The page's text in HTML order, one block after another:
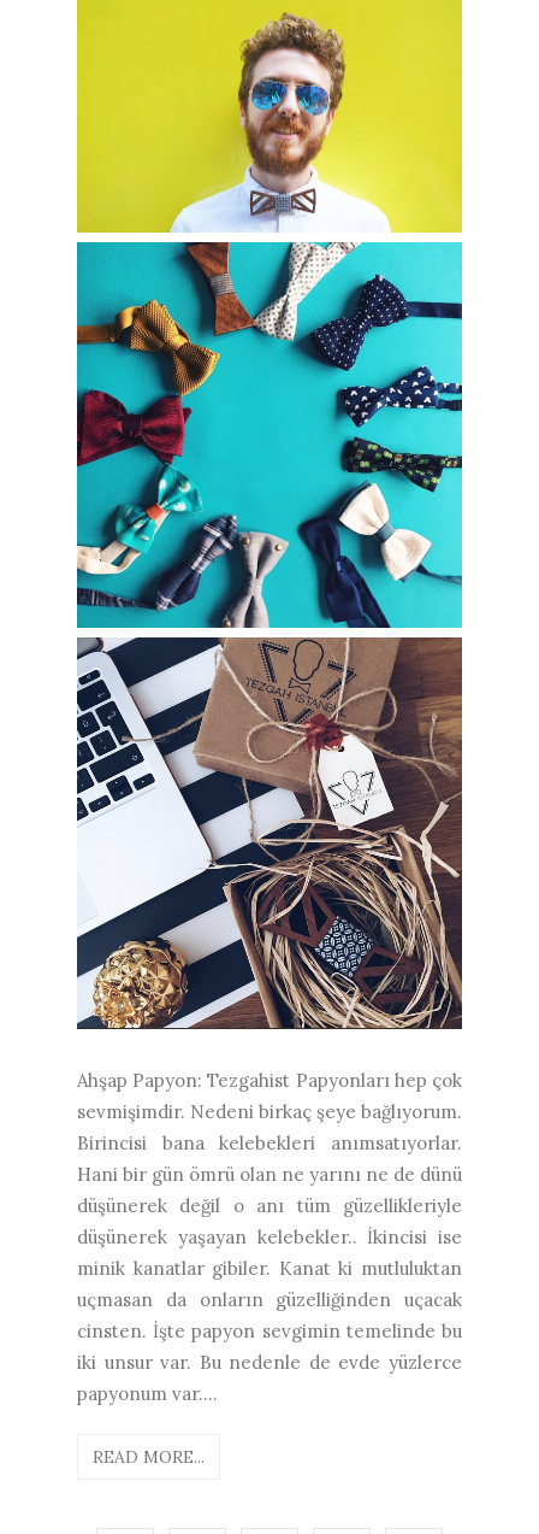
Ahşap Papyon: Tezgahist Papyonları hep çok
sevmişimdir. Nedeni birkaç şeye bağlıyorum.
Birincisi bana kelebekleri anımsatıyorlar.
Hani bir gün ömrü olan ne yarını ne de dünü
düşünerek değil o anı tüm güzellikleriyle
düşünerek yaşayan kelebekler.. İkincisi ise
minik kanatlar gibiler. Kanat ki mutluluktan
uçmasan da onların güzelliğinden uçacak
cinsten. İşte papyon sevgimin temelinde bu
iki unsur var. Bu nedenle de evde yüzlerce
papyonum var....
READ MORE...